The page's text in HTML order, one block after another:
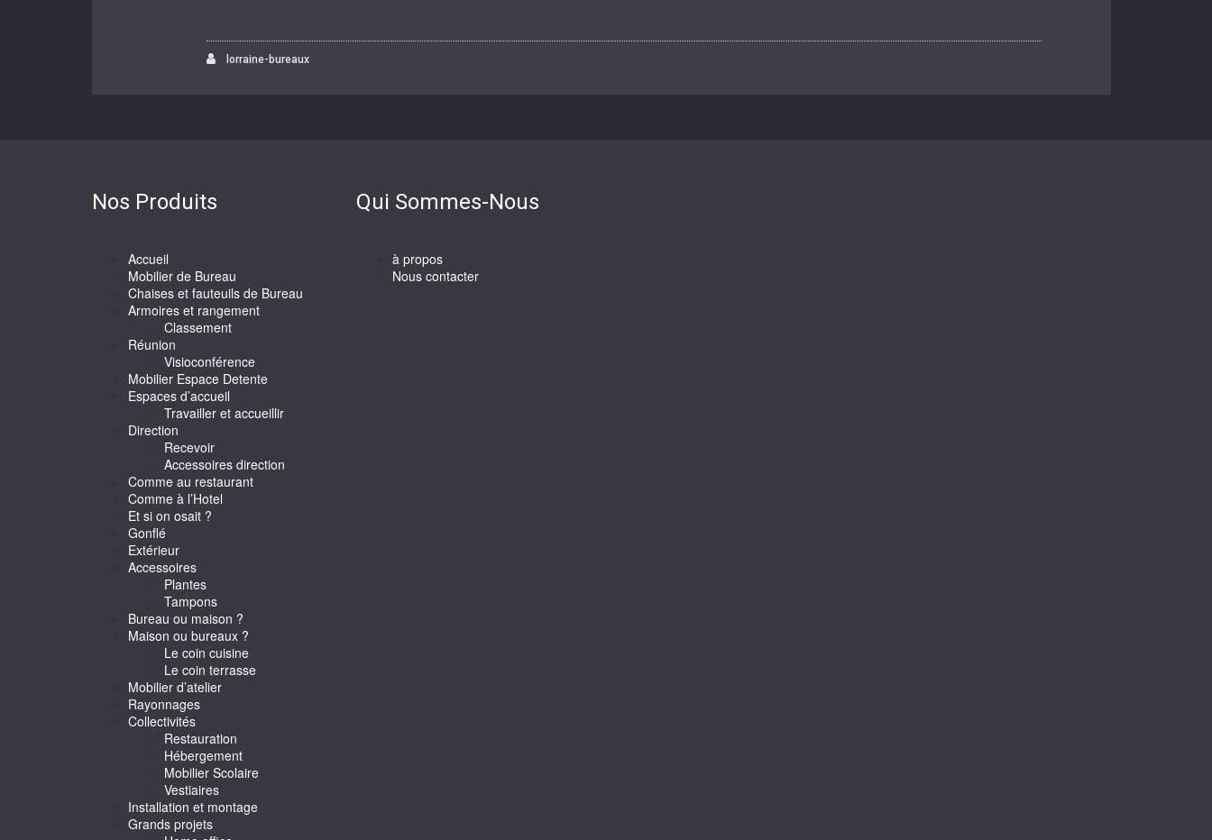
lorraine-bureaux
Nos Produits
Accueil
Mobilier de Bureau
Chaises et fauteuils de Bureau
Armoires et rangement
Classement
Réunion
Visioconférence
Mobilier Espace Detente
Espaces d’accueil
Travailler et accueillir
Direction
Recevoir
Accessoires direction
Comme au restaurant
Comme à l’Hotel
Et si on osait ?
Gonflé
Extérieur
Accessoires
Plantes
Tampons
Bureau ou maison ?
Maison ou bureaux ?
Le coin cuisine
Le coin terrasse
Mobilier d’atelier
Rayonnages
Collectivités
Restauration
Hébergement
Mobilier Scolaire
Vestiaires
Installation et montage
Grands projets
Qui Sommes-Nous
à propos
Nous contacter